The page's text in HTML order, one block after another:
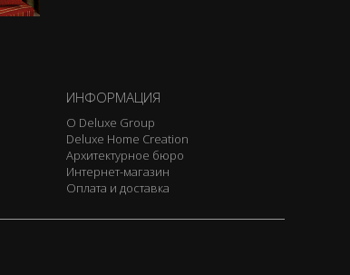
ИНФОРМАЦИЯ
О Deluxe Group
Deluxe Home Creation
Архитектурное бюро
Интернет-магазин
Оплата и доставка